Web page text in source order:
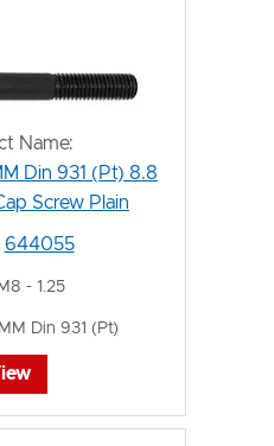
Name:
Din 931 (Pt) 8.8
Screw Plain
644055
M8 - 1.25
Din 931 (Pt)